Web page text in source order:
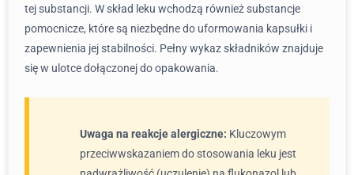
tej substancji. W skład leku wchodzą również substancje
pomocnicze, które są niezbędne do uformowania kapsułki i
zapewnienia jej stabilności. Pełny wykaz składników znajduje
się w ulotce dołączonej do opakowania.
Uwaga na reakcje alergiczne: Kluczowym
przeciwwskazaniem do stosowania leku jest